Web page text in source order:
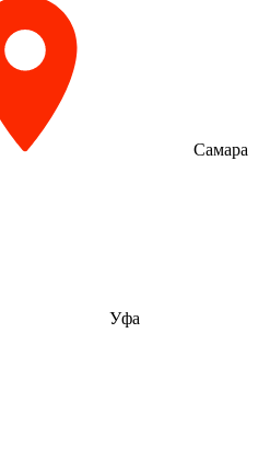
Самара
Уфа